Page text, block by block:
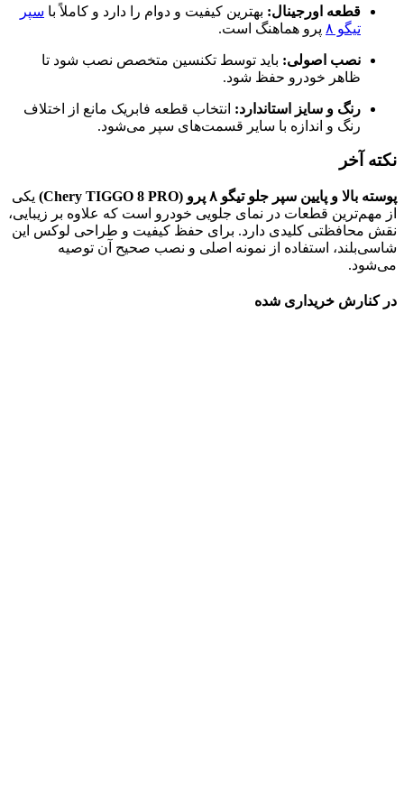
قطعه اورجینال: بهترین کیفیت و دوام را دارد و کاملاً با سپر
تیگو ۸
پرو هماهنگ است.
نصب اصولی: باید توسط تکنسین متخصص نصب شود تا
ظاهر خودرو حفظ شود.
رنگ و سایز استاندارد: انتخاب قطعه فابریک مانع از اختلاف
رنگ و اندازه با سایر قسمت‌های سپر می‌شود.
نکته آخر
پوسته بالا و پایین سپر جلو تیگو ۸ پرو (Chery TIGGO 8 PRO)
یکی
از مهم‌ترین قطعات در نمای جلویی خودرو است که علاوه بر زیبایی،
نقش محافظتی کلیدی دارد. برای حفظ کیفیت و طراحی لوکس این
شاسی‌بلند، استفاده از نمونه اصلی و نصب صحیح آن توصیه
می‌شود.
در کنارش خریداری شده